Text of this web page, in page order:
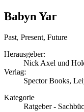
Babyn Yar
Past, Present, Future
Herausgeber:
Nick Axel und
Verlag:
Spector Books,
Kategorie
Ratgeber -